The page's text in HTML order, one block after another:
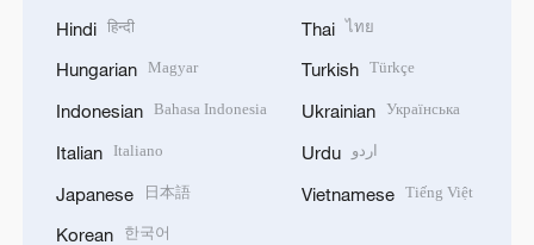
Hindi हिन्दी
Hungarian Magyar
Indonesian Bahasa Indonesia
Italian Italiano
Japanese 日本語
Korean 한국어
Thai ไทย
Turkish Türkçe
Ukrainian Українська
Urdu اردو
Vietnamese Tiếng Việt